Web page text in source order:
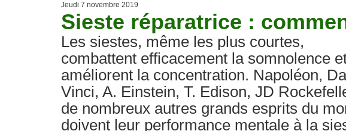
Jeudi 7 novembre 2019
Sieste réparatrice :
Les siestes, même les plus courtes,
combattent efficacement la somnolence
améliorent la concentration. Napoléon, Da
Vinci, A. Einstein, T. Edison, JD
de nombreux autres grands esprits du
doivent leur performance mentale à la